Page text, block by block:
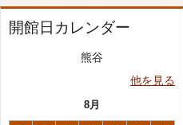
開館日カレンダー
熊谷
他を見る
8月